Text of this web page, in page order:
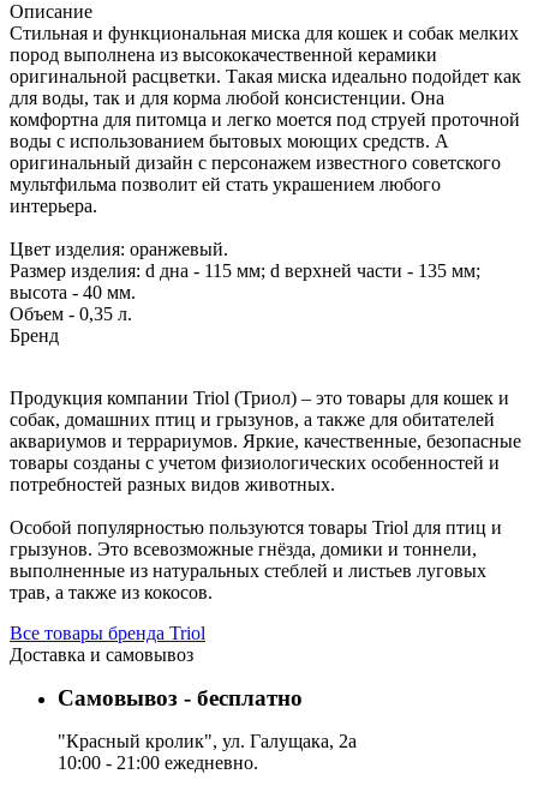
Описание
Стильная и функциональная миска для кошек и собак мелких
пород выполнена из высококачественной керамики
оригинальной расцветки. Такая миска идеально подойдет как
для воды, так и для корма любой консистенции. Она
комфортна для питомца и легко моется под струей проточной
воды с использованием бытовых моющих средств. А
оригинальный дизайн с персонажем известного советского
мультфильма позволит ей стать украшением любого
интерьера.
Цвет изделия: оранжевый.
Размер изделия: d дна - 115 мм; d верхней части - 135 мм;
высота - 40 мм.
Объем - 0,35 л.
Бренд
Продукция компании Triol (Триол) – это товары для кошек и
собак, домашних птиц и грызунов, а также для обитателей
аквариумов и террариумов. Яркие, качественные, безопасные
товары созданы с учетом физиологических особенностей и
потребностей разных видов животных.
Особой популярностью пользуются товары Triol для птиц и
грызунов. Это всевозможные гнёзда, домики и тоннели,
выполненные из натуральных стеблей и листьев луговых
трав, а также из кокосов.
Все товары бренда Triol
Доставка и самовывоз
Самовывоз - бесплатно
"Красный кролик", ул. Галущака, 2а
10:00 - 21:00 ежедневно.